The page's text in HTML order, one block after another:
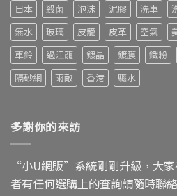
日本
殺菌 泡沫 泥膠 洗車
無水
玻璃 皮籠 皮革 空氣
車鈴
過江龍 鍍晶 鍍膜 鐵粉
隔砂網
雨敵 香港 驅水
多謝你的來訪
“小U網販”系統剛剛升級，大
者有任何選購上的查詢請隨時聯